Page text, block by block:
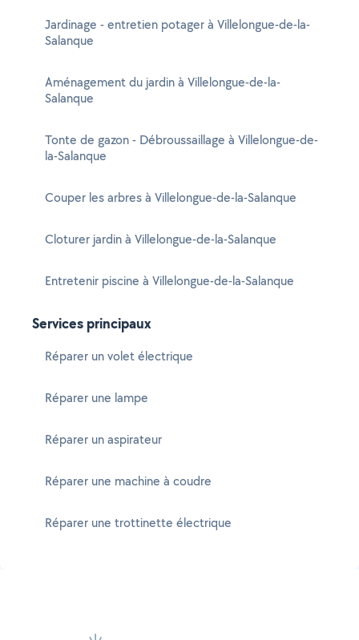
Jardinage - entretien potager à Villelongue-de-la-
Salanque
Aménagement du jardin à Villelongue-de-la-
Salanque
Tonte de gazon - Débroussaillage à Villelongue-de-
la-Salanque
Couper les arbres à Villelongue-de-la-Salanque
Cloturer jardin à Villelongue-de-la-Salanque
Entretenir piscine à Villelongue-de-la-Salanque
Services principaux
Réparer un volet électrique
Réparer une lampe
Réparer un aspirateur
Réparer une machine à coudre
Réparer une trottinette électrique